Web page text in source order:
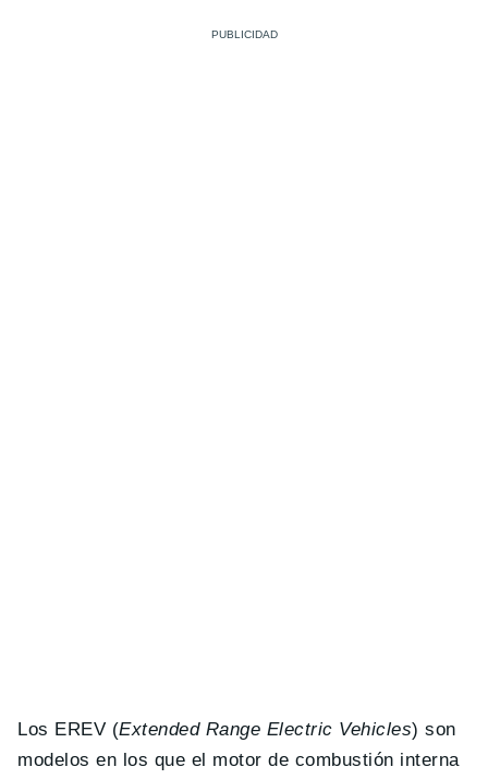
Los EREV (Extended Range Electric Vehicles) son
modelos en los que el motor de combustión interna